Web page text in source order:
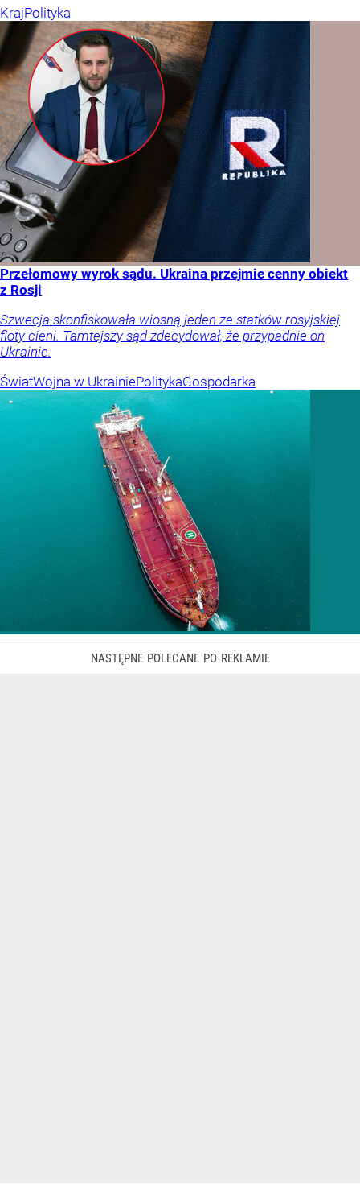
KrajPolityka
Przełomowy wyrok sądu. Ukraina przejmie cenny obiekt
z Rosji
Szwecja skonfiskowała wiosną jeden ze statków rosyjskiej
floty cieni. Tamtejszy sąd zdecydował, że przypadnie on
Ukrainie.
ŚwiatWojna w UkrainiePolitykaGospodarka